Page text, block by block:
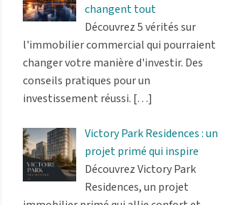
changent tout
Découvrez 5 vérités sur
l'immobilier commercial qui pourraient
changer votre manière d'investir. Des
conseils pratiques pour un
investissement réussi. […]
Victory Park Residences : un
projet primé qui inspire
Découvrez Victory Park
Residences, un projet